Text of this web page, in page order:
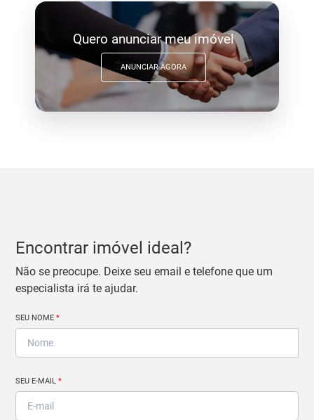
Quero anunciar meu imóvel
ANUNCIAR AGORA
Encontrar imóvel ideal?
Não se preocupe. Deixe seu email e telefone que um
especialista irá te ajudar.
SEU NOME*
SEU E-MAIL*